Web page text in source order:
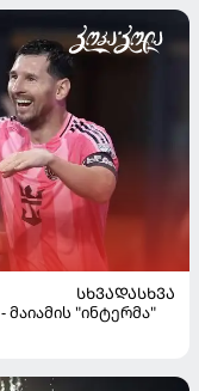
ᲡᲮᲕᲐᲓᲐᲡᲮᲕᲐ
მაიამის "ინტერმა"